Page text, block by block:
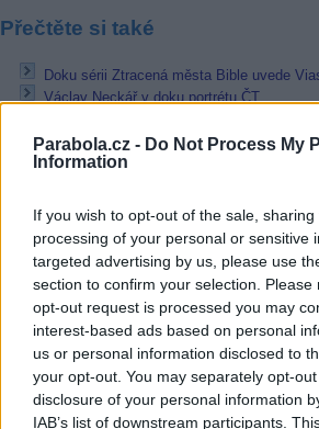
Parabola.cz - Do Not Process My
Information
If you wish to opt-out of the sale,
processing of your personal or sensitive
targeted advertising by us, please use
section to confirm your selection.
opt-out request is processed you may
interest-based ads based on personal
us or personal information disclosed to
your opt-out. You may separately opt-
disclosure of your personal information
IAB’s list of downstream participants.
Přečtěte si také
Doku sérii Ztracená města Bible uvede
Václav Neckář v doku portrétu ČT
Reklama
07.08.2026 -
Bosch Powertrain s.r.o.
48.400 Kč • příspěvek na ubytování
07.08.2026 -Bosch Powertrain s.r.o.
48.400 Kč • náborový bonus 50.000 Kč •
okres Jihlava)
Specialista pro elektronická
Klementa 869, Mladá Boleslav II)
06.08.2026 - Bosch Powertrain s.r.o.
Kč • náborový bonus 50.000 Kč •
Jihlava)